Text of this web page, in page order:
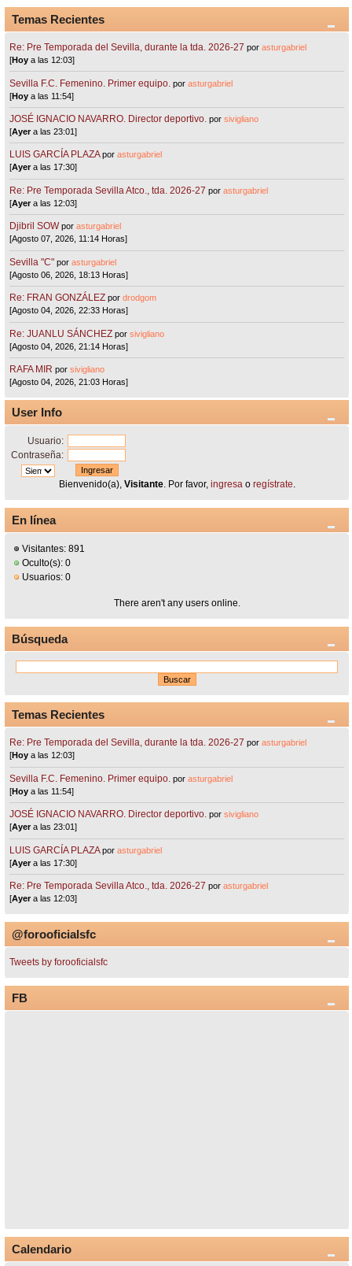
Temas Recientes
Re: Pre Temporada del Sevilla, durante la tda. 2026-27 porasturgabriel
[Hoy a las 12:03]
Sevilla F.C. Femenino. Primer equipo. porasturgabriel
[Hoy a las 11:54]
JOSÉ IGNACIO NAVARRO. Director deportivo. porsivigliano
[Ayera las 23:01]
LUIS GARCÍA PLAZA porasturgabriel
[Ayera las 17:30]
Re: Pre Temporada Sevilla Atco., tda. 2026-27 porasturgabriel
[Ayera las 12:03]
Djibril SOW porasturgabriel
[Agosto 07, 2026, 11:14 Horas]
Sevilla "C"porasturgabriel
[Agosto 06, 2026, 18:13 Horas]
Re: FRAN GONZÁLEZ pordrodgom
[Agosto 04, 2026, 22:33 Horas]
Re: JUANLU SÁNCHEZ porsivigliano
[Agosto 04, 2026, 21:14 Horas]
RAFA MIR porsivigliano
[Agosto 04, 2026, 21:03 Horas]
User Info
Usuario:
Contraseña:
Bienvenido(a), Visitante. Por favor, ingresao regístrate.
En línea
Visitantes: 891
Oculto(s): 0
Usuarios: 0
There aren't any users online.
Búsqueda
Temas Recientes
Re: Pre Temporada del Sevilla, durante la tda. 2026-27 porasturgabriel
[Hoy a las 12:03]
Sevilla F.C. Femenino. Primer equipo. porasturgabriel
[Hoy a las 11:54]
JOSÉ IGNACIO NAVARRO. Director deportivo. porsivigliano
[Ayera las 23:01]
LUIS GARCÍA PLAZA porasturgabriel
[Ayera las 17:30]
Re: Pre Temporada Sevilla Atco., tda. 2026-27 porasturgabriel
[Ayera las 12:03]
@forooficialsfc
Tweets by forooficialsfc
FB
Calendario